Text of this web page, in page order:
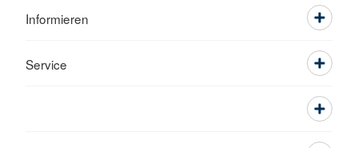
Informieren
Service